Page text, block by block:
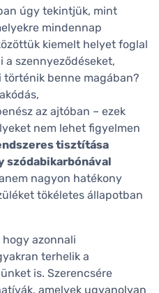
úgy tekintjük, mint
mindennap
kiemelt helyet foglal
a szennyeződéseket,
történik benne magában?
az ajtóban – ezek
nem lehet figyelmen
tisztítása
szódabikarbónával
nagyon hatékony
tökéletes állapotban
azonnali
terhelik a
is. Szerencsére
amelyek ugyanolyan